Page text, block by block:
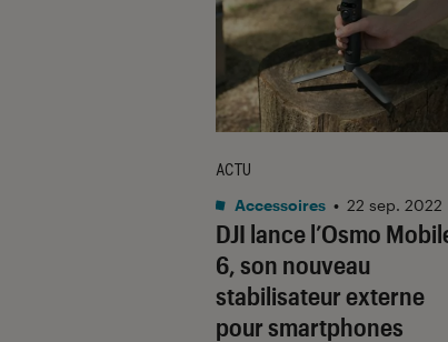
DJI lance l’Osmo
6, son nouveau
stabilisateur externe
pour smartphones
ACTU
Accessoires • 22 sep. 2022